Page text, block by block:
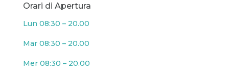
Orari di Apertura
Lun 08:30 – 20.00
Mar 08:30 – 20.00
Mer 08:30 – 20.00